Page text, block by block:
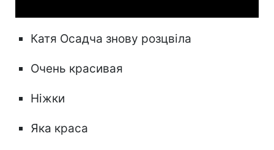
Катя Осадча знову розцвіла
Очень красивая
Ніжки
Яка краса